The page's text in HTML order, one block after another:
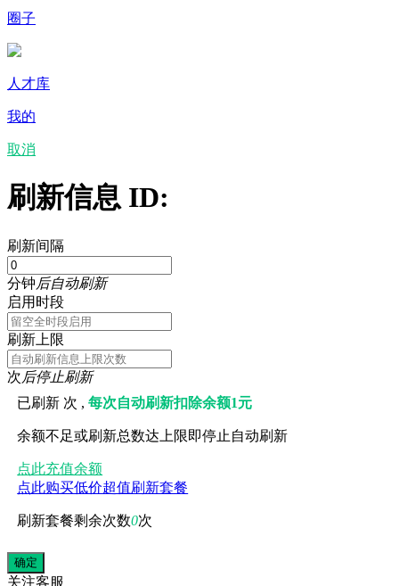
圈子
人才库
我的
取消
刷新信息 ID:
刷新间隔
分钟后自动刷新
启用时段
刷新上限
次后停止刷新
已刷新 次 ,每次自动刷新扣除余额1元
余额不足或刷新总数达上限即停止自动刷新
点此充值余额
点此购买低价超值刷新套餐
刷新套餐剩余次数0次
关注客服